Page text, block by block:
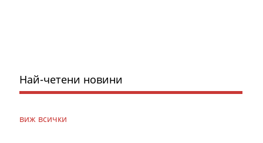
Най-четени новини
виж всички